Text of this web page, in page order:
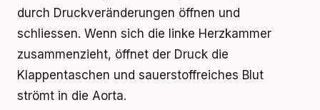
durch Druckveränderungen öffnen und
schliessen. Wenn sich die linke Herzkammer
zusammenzieht, öffnet der Druck die
Klappentaschen und sauerstoffreiches Blut
strömt in die Aorta.